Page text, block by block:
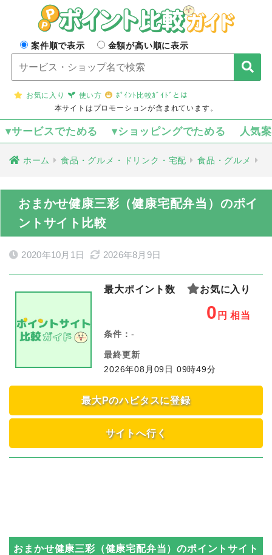
案件順で表示 金額が高い順に表示
お気に入り 使い方
ﾎﾟｲﾝﾄ比較ｶﾞｲﾄﾞとは
本サイトはプロモーションが含まれています。
▾サービスでためる ▾ショッピングでためる 人気
ホーム 食品・グルメ・ドリンク・宅配 食品・グルメ
おまかせ健康三彩（健康宅配弁当）のポイ
ントサイト比較
2020年10月1日 2026年8月9日
最大ポイント数 お気に入り
0 円 相当
条件： -
最終更新
2026年08月09日 09時49分
最大Pのハピタスに登録
サイトへ行く
おまかせ健康三彩（健康宅配弁当）のポイントサイト